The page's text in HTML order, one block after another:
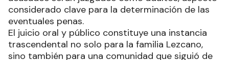
considerado clave para la determinación de las
eventuales penas.
El juicio oral y público constituye una instancia
trascendental no solo para la familia Lezcano,
sino también para una comunidad que siguió de